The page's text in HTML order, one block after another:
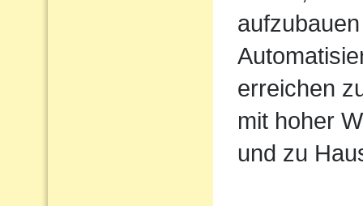
erreichen
mit hoher
und zu